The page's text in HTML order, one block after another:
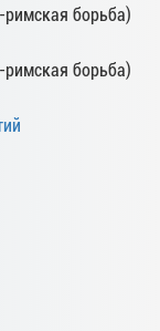
римская борьба)
римская борьба)